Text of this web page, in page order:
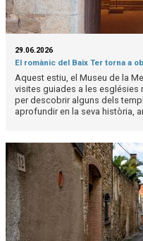
29.06.2026
El romànic del Baix Ter torna a
Aquest estiu, el Museu de la
visites guiades a les esglésies
per descobrir alguns dels
aprofundir en la seva història,